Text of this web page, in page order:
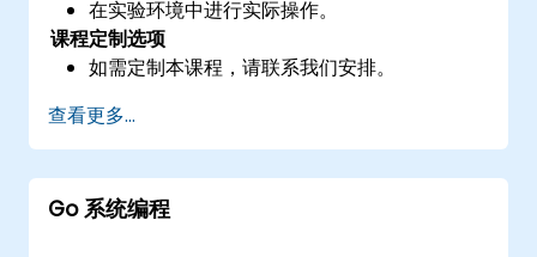
在实验环境中进行实际操作。
课程定制选项
如需定制本课程，请联系我们安排。
查看更多...
Go 系统编程